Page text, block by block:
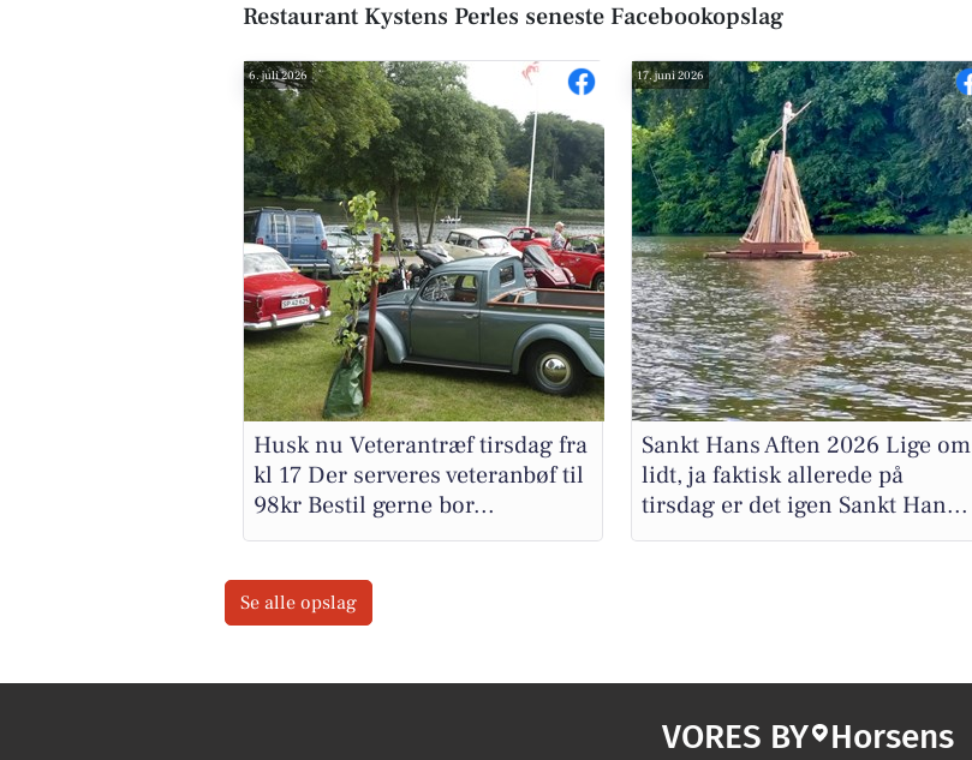
Restaurant Kystens Perles seneste Facebookopslag
6. juli 2026
Husk nu Veterantræf tirsdag fra
kl 17 Der serveres veteranbøf til
98kr Bestil gerne bor...
17. juni 2026
Sankt Hans Aften 2026 Lige om
lidt, ja faktisk allerede på
tirsdag er det igen Sankt Han...
Se alle opslag
VORES BY Horsens